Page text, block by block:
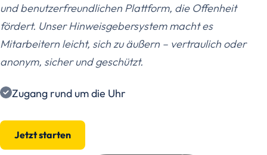
und benutzerfreundlichen Plattform, die Offenheit
fördert. Unser Hinweisgebersystem macht es
Mitarbeitern leicht, sich zu äußern – vertraulich oder
anonym, sicher und geschützt.
Zugang rund um die Uhr
Jetzt starten